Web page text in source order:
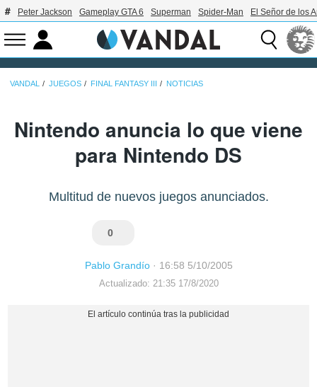
Peter Jackson Gameplay GTA 6 Superman Spider-Man El Señor de los
VANDAL JUEGOS FINAL FANTASY III NOTICIAS
Nintendo anuncia lo que viene
para Nintendo DS
Multitud de nuevos juegos anunciados.
0
Pablo Grandío· 16:58 5/10/2005
Actualizado: 21:35 17/8/2020